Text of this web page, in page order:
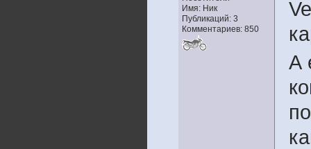
Имя: Ник
Публикаций: 3
Комментариев: 850
А